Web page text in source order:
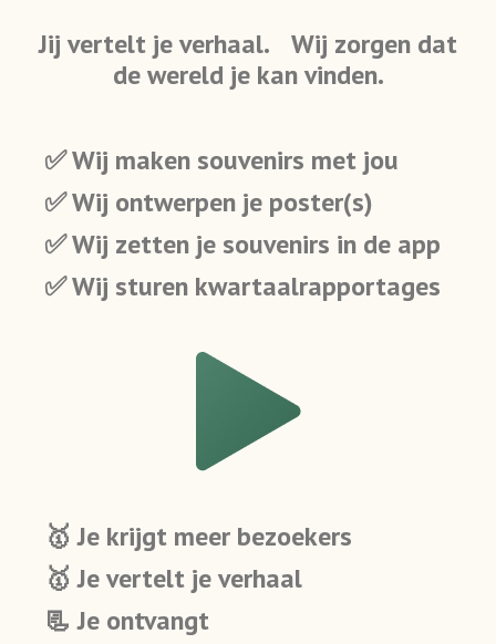
Jij vertelt je verhaal. Wij zorgen dat
de wereld je kan vinden.
✅ Wij maken souvenirs met jou
✅ Wij ontwerpen je poster(s)
✅ Wij zetten je souvenirs in de app
✅ Wij sturen kwartaalrapportages
🥇 Je krijgt meer bezoekers
🥇 Je vertelt je verhaal
📃 Je ontvangt